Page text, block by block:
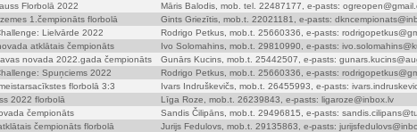
Florbolā 2022 Māris Balodis, mob. tel. 22487177, e-pasts:
1.čempionāts florbolā Gints Griezītis, mob.t. 22021181, e-pasts:
Lielvārde 2022 Rodrigo Petkus, mob.t. 25660336, e-pasts:
atklātais čempionāts Ivo Solomahins, mob.t. 29810990, e-pasts:
novada 2022.gada čempionāts Gunārs Kucins, mob.t. 25442507, e-pasts:
Spuņciems 2022 Rodrigo Petkus, mob.t. 25660336, e-pasts:
florbolā 3:3 Ivars Indruškevičs, mob.t. 26455993, e-pasts:
2022 florbolā Līga Roze, mob.t. 26239843, e-pasts: ligaroze@inbox.lv
čempionāts Sandis Čilipāns, mob.t. 29496815, e-pasts:
čempionāts florbolā Jurijs Fedulovs, mob.t. 29135863, e-pasts: